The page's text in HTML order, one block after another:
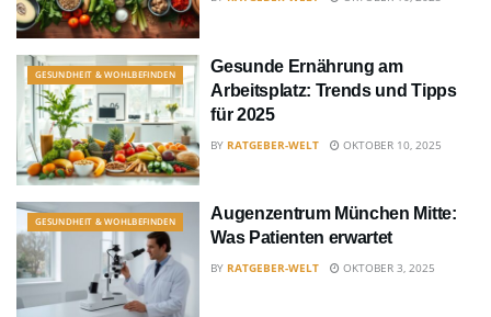
GESUNDHEIT & WOHLBEFINDEN
Gesunde Ernährung am
Arbeitsplatz: Trends und Tipps
für 2025
BY RATGEBER-WELT OKTOBER 10, 2025
GESUNDHEIT & WOHLBEFINDEN
Augenzentrum München Mitte:
Was Patienten erwartet
BY RATGEBER-WELT OKTOBER 3, 2025